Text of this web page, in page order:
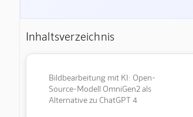
Inhaltsverzeichnis
Bildbearbeitung mit KI: Open-
Source-Modell OmniGen2 als
Alternative zu ChatGPT 4